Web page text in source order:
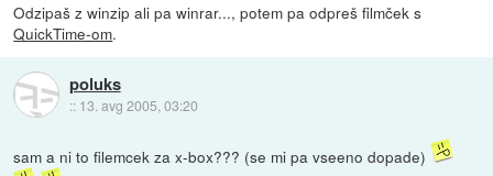
Odzipaš z winzip ali pa winrar..., potem pa odpreš filmček s
QuickTime-om.
poluks
:: 13. avg 2005, 03:20
sam a ni to filemcek za x-box??? (se mi pa vseeno dopade)